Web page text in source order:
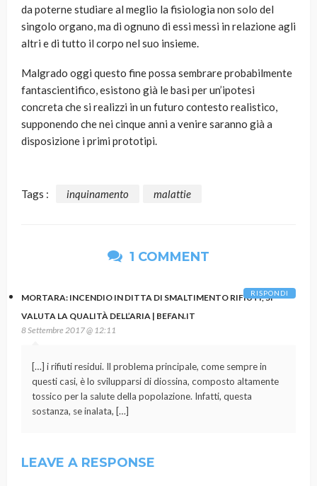
da poterne studiare al meglio la fisiologia non solo del
singolo organo, ma di ognuno di essi messi in relazione agli
altri e di tutto il corpo nel suo insieme.
Malgrado oggi questo fine possa sembrare probabilmente
fantascientifico, esistono già le basi per un’ipotesi
concreta che si realizzi in un futuro contesto realistico,
supponendo che nei cinque anni a venire saranno già a
disposizione i primi prototipi.
Tags : inquinamento malattie
1 COMMENT
MORTARA: INCENDIO IN DITTA DI SMALTIMENTO RIFIUTI, SI
VALUTA LA QUALITÀ DELL’ARIA | BEFAN.IT
8 Settembre 2017 @ 12:11
[…] i rifiuti residui. Il problema principale, come sempre in
questi casi, è lo svilupparsi di diossina, composto altamente
tossico per la salute della popolazione. Infatti, questa
sostanza, se inalata, […]
RISPONDI
LEAVE A RESPONSE